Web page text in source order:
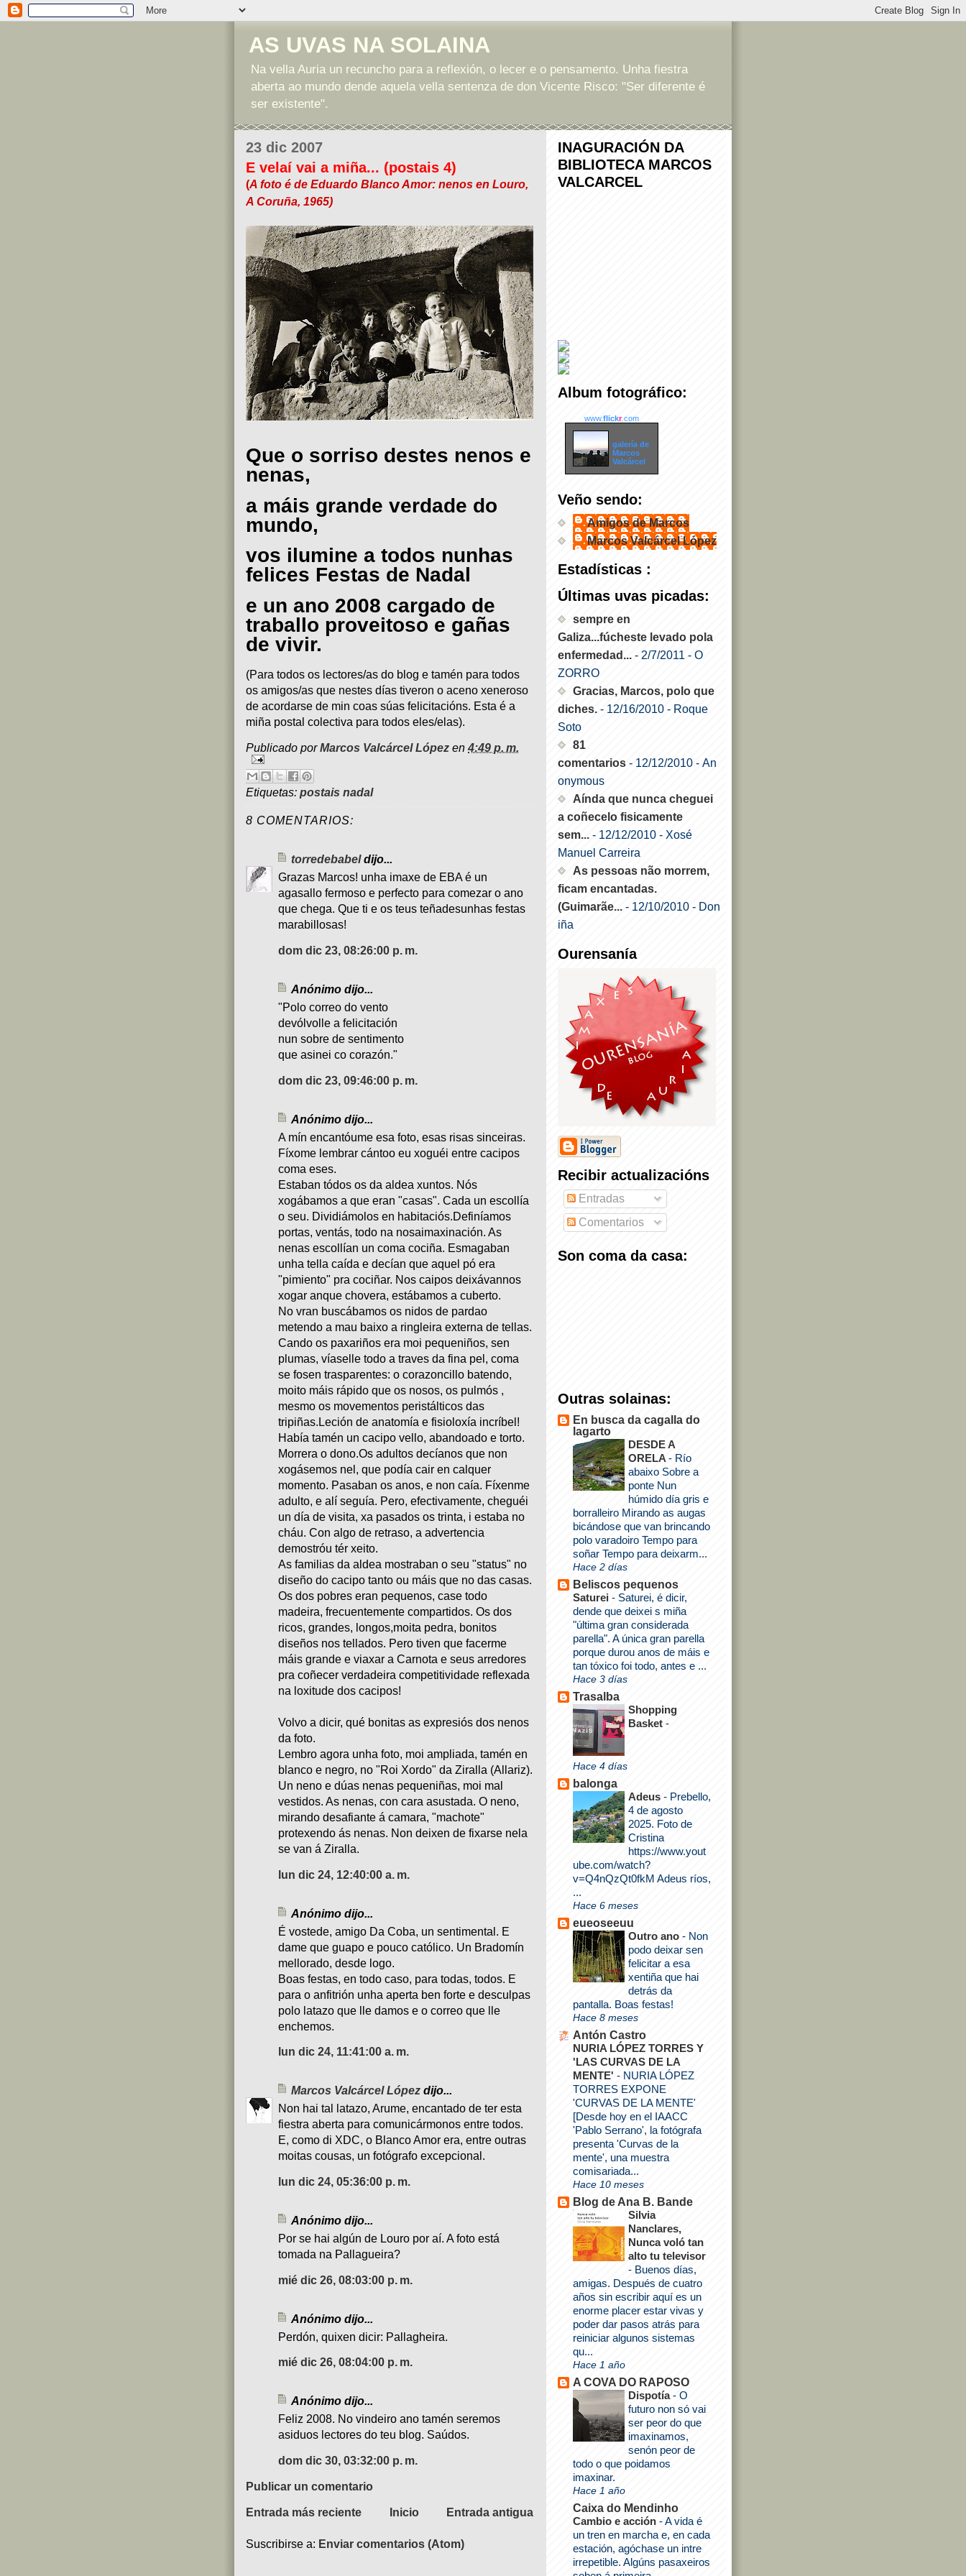
AS UVAS NA SOLAINA
Na vella Auria un recuncho para a reflexión, o lecer e o pensamento. Unha fiestra
aberta ao mundo dende aquela vella sentenza de don Vicente Risco: "Ser diferente é
ser existente".
23 dic 2007
E velaí vai a miña... (postais 4)
(A foto é de Eduardo Blanco Amor: nenos en Louro,
A Coruña, 1965)
Que o sorriso destes nenos e
nenas,
a máis grande verdade do
mundo,
vos ilumine a todos nunhas
felices Festas de Nadal
e un ano 2008 cargado de
traballo proveitoso e gañas
de vivir.
(Para todos os lectores/as do blog e tamén para todos
os amigos/as que nestes días tiveron o aceno xeneroso
de acordarse de min coas súas felicitacións. Esta é a
miña postal colectiva para todos eles/elas).
Publicado porMarcos Valcárcel López en 4:49 p. m.
Etiquetas: postais nadal
8 COMENTARIOS:
torredebabeldijo...
Grazas Marcos! unha imaxe de EBA é un
agasallo fermoso e perfecto para comezar o ano
que chega. Que ti e os teus teñadesunhas festas
marabillosas!
dom dic 23, 08:26:00 p. m.
Anónimo dijo...
"Polo correo do vento
devólvolle a felicitación
nun sobre de sentimento
que asinei co corazón."
dom dic 23, 09:46:00 p. m.
Anónimo dijo...
A mín encantóume esa foto, esas risas sinceiras.
Fíxome lembrar cántoo eu xoguéi entre cacipos
coma eses.
Estaban tódos os da aldea xuntos. Nós
xogábamos a que eran "casas". Cada un escollía
o seu. Dividiámolos en habitaciós.Definíamos
portas, ventás, todo na nosaimaxinación. As
nenas escollían un coma cociña. Esmagaban
unha tella caída e decían que aquel pó era
"pimiento" pra cociñar. Nos caipos deixávannos
xogar anque chovera, estábamos a cuberto.
No vran buscábamos os nidos de pardao
metendo a mau baixo a ringleira externa de tellas.
Cando os paxariños era moi pequeniños, sen
plumas, víaselle todo a traves da fina pel, coma
se fosen trasparentes: o corazoncillo batendo,
moito máis rápido que os nosos, os pulmós ,
mesmo os movementos peristálticos das
tripiñas.Leción de anatomía e fisioloxía incríbel!
Había tamén un cacipo vello, abandoado e torto.
Morrera o dono.Os adultos decíanos que non
xogásemos nel, que podía cair en calquer
momento. Pasaban os anos, e non caía. Fíxenme
adulto, e alí seguía. Pero, efectivamente, cheguéi
un día de visita, xa pasados os trinta, i estaba no
cháu. Con algo de retraso, a advertencia
demostróu tér xeito.
As familias da aldea mostraban o seu "status" no
diseño do cacipo tanto ou máis que no das casas.
Os dos pobres eran pequenos, case todo
madeira, frecuentemente compartidos. Os dos
ricos, grandes, longos,moita pedra, bonitos
diseños nos tellados. Pero tiven que facerme
máis grande e viaxar a Carnota e seus arredores
pra coñecer verdadeira competitividade reflexada
na loxitude dos cacipos!
Volvo a dicir, qué bonitas as expresiós dos nenos
da foto.
Lembro agora unha foto, moi ampliada, tamén en
blanco e negro, no "Roi Xordo" da Ziralla (Allariz).
Un neno e dúas nenas pequeniñas, moi mal
vestidos. As nenas, con cara asustada. O neno,
mirando desafiante á camara, "machote"
protexendo ás nenas. Non deixen de fixarse nela
se van á Ziralla.
lun dic 24, 12:40:00 a. m.
Anónimo dijo...
É vostede, amigo Da Coba, un sentimental. E
dame que guapo e pouco católico. Un Bradomín
mellorado, desde logo.
Boas festas, en todo caso, para todas, todos. E
para o anfitrión unha aperta ben forte e desculpas
polo latazo que lle damos e o correo que lle
enchemos.
lun dic 24, 11:41:00 a. m.
Marcos Valcárcel López dijo...
Non hai tal latazo, Arume, encantado de ter esta
fiestra aberta para comunicármonos entre todos.
E, como di XDC, o Blanco Amor era, entre outras
moitas cousas, un fotógrafo excepcional.
lun dic 24, 05:36:00 p. m.
Anónimo dijo...
Por se hai algún de Louro por aí. A foto está
tomada na Pallagueira?
mié dic 26, 08:03:00 p. m.
Anónimo dijo...
Perdón, quixen dicir: Pallagheira.
mié dic 26, 08:04:00 p. m.
Anónimo dijo...
Feliz 2008. No vindeiro ano tamén seremos
asiduos lectores do teu blog. Saúdos.
dom dic 30, 03:32:00 p. m.
Publicar un comentario
Entrada más reciente Entrada antigua
Inicio
Suscribirse a: Enviar comentarios (Atom)
INAGURACIÓN DA
BIBLIOTECA MARCOS
VALCARCEL
Album fotográfico:
www.flickr.com
galería de
Marcos
Valcárcel
Veño sendo:
Amigos de Marcos
Marcos Valcárcel López
Estadísticas :
Últimas uvas picadas:
sempre en
Galiza...fúcheste levado pola
enfermedad... - 2/7/2011 - O
ZORRO
Gracias, Marcos, polo que
diches. - 12/16/2010 - Roque
Soto
81
comentarios - 12/12/2010 - An
onymous
Aínda que nunca cheguei
a coñecelo fisicamente
sem... - 12/12/2010 - Xosé
Manuel Carreira
As pessoas não morrem,
ficam encantadas.
(Guimarãe... - 12/10/2010 - Don
iña
Ourensanía
Recibir actualizacións
Entradas
Comentarios
Son coma da casa:
Outras solainas:
En busca da cagalla do
lagarto
DESDE A
ORELA - Río
abaixo Sobre a
ponte Nun
húmido día gris e
borralleiro Mirando as augas
bicándose que van brincando
polo varadoiro Tempo para
soñar Tempo para deixarm...
Hace 2 días
Beliscos pequenos
Saturei - Saturei, é dicir,
dende que deixei s miña
"última gran considerada
parella". A única gran parella
porque durou anos de máis e
tan tóxico foi todo, antes e ...
Hace 3 días
Trasalba
Shopping
Basket -
Hace 4 días
balonga
Adeus - Prebello,
4 de agosto
2025. Foto de
Cristina
https://www.yout
ube.com/watch?
v=Q4nQzQt0fkM Adeus ríos,
...
Hace 6 meses
eueoseeuu
Outro ano - Non
podo deixar sen
felicitar a esa
xentiña que hai
detrás da
pantalla. Boas festas!
Hace 8 meses
Antón Castro
NURIA LÓPEZ TORRES Y
'LAS CURVAS DE LA
MENTE' - NURIA LÓPEZ
TORRES EXPONE
'CURVAS DE LA MENTE'
[Desde hoy en el IAACC
'Pablo Serrano', la fotógrafa
presenta 'Curvas de la
mente', una muestra
comisariada...
Hace 10 meses
Blog de Ana B. Bande
Silvia
Nanclares,
Nunca voló tan
alto tu televisor
- Buenos días,
amigas. Después de cuatro
años sin escribir aquí es un
enorme placer estar vivas y
poder dar pasos atrás para
reiniciar algunos sistemas
qu...
Hace 1 año
A COVA DO RAPOSO
Dispotía- O
futuro non só vai
ser peor do que
imaxinamos,
senón peor de
todo o que poidamos
imaxinar.
Hace 1 año
Caixa do Mendinho
Cambio e acción -A vida é
un tren en marcha e, en cada
estación, agóchase un intre
irrepetible. Algúns pasaxeiros